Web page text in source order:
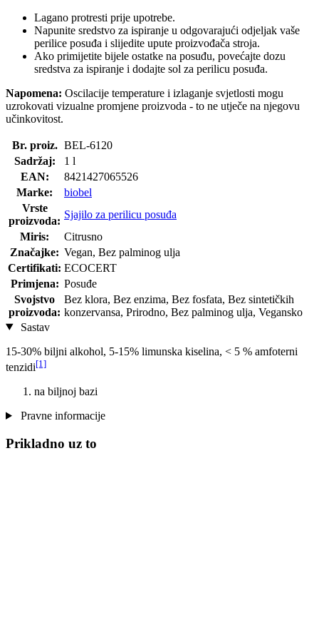
Lagano protresti prije upotrebe.
Napunite sredstvo za ispiranje u odgovarajući odjeljak vaše
perilice posuđa i slijedite upute proizvođača stroja.
Ako primijetite bijele ostatke na posuđu, povećajte dozu
sredstva za ispiranje i dodajte sol za perilicu posuđa.
Napomena: Oscilacije temperature i izlaganje svjetlosti mogu
uzrokovati vizualne promjene proizvoda - to ne utječe na njegovu
učinkovitost.
Br. proiz. BEL-6120
Sadržaj:
1 l
EAN:
8421427065526
Marke:
biobel
Vrste
proizvoda:
Sjajilo za perilicu posuđa
Miris:
Citrusno
Značajke: Vegan, Bez palminog ulja
Certifikati: ECOCERT
Primjena: Posuđe
Svojstvo
proizvoda:
Bez klora, Bez enzima, Bez fosfata, Bez sintetičkih
konzervansa, Prirodno, Bez palminog ulja, Vegansko
Sastav
15-30% biljni alkohol, 5-15% limunska kiselina, < 5 % amfoterni
tenzidi[1]
na biljnoj bazi
Pravne informacije
Prikladno uz to